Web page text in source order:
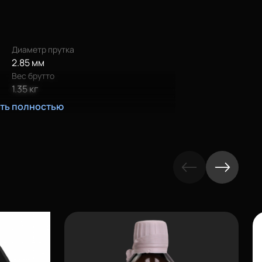
Диаметр прутка
2.85 мм
Вес брутто
1.35 кг
полностью